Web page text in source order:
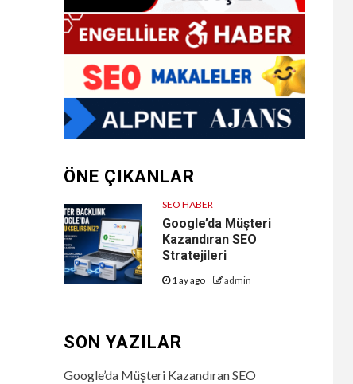
ÖNE ÇIKANLAR
SEO HABER
Google’da Müşteri
Kazandıran SEO
Stratejileri
1 ay ago admin
SON YAZILAR
Google’da Müşteri Kazandıran SEO